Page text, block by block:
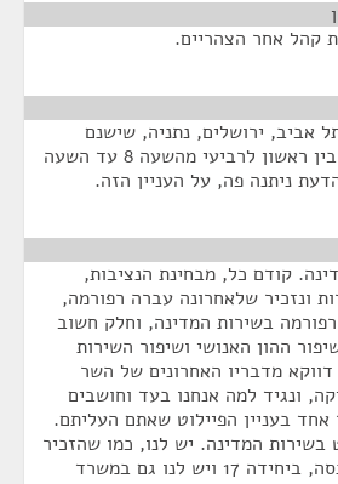
קהל אחר הצהריים.
אביב, ירושלים, נתניה, שישנם
מרכזי שירות שפועלים בין ראשון לרביעי מהשעה 8 עד השעה
קודם כל, מבחינת הנציבות,
ונזכיר שלאחרונה עברה רפורמה,
בשירות המדינה, וחלק חשוב
ההון האנושי ושיפור השירות
מדבריו האחרונים של השר
ונגיד למה אנחנו בעד וחושבים
בעניין הפיילוט שאתם העליתם.
בשירות המדינה. יש לנו, כמו שהזכיר
אריאל יעקבי, במס הכנסה, ביחידה 17 ויש לנו גם במשרד